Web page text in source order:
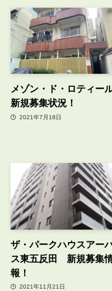
メゾン・ド・ロティー
新規募集状況！
2021年7月18日
ザ・パークハウスアー
ス東五反田 新規募集
報！
2021年11月21日